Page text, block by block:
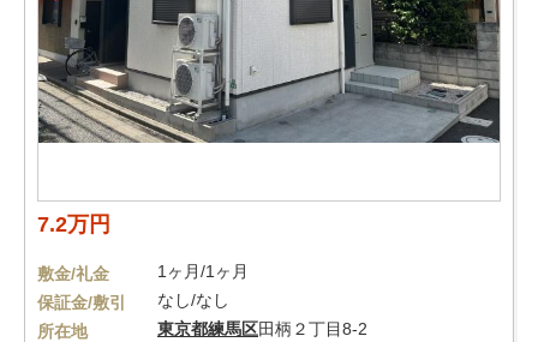
7.2万円
敷金/礼金
1ヶ月/1ヶ月
保証金/敷引
なし/なし
所在地
東京都練馬区田柄２丁目8-2